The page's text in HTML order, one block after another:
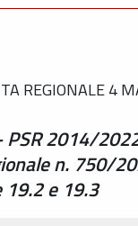
REGIONALE 4
PSR 2014/
n. 750/
e 19.3